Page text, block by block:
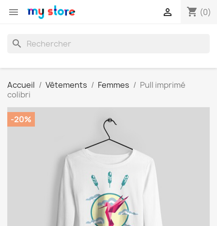
 shopping_cart (0)

search
Accueil Vêtements Femmes
Pull imprimé
colibri
-20%